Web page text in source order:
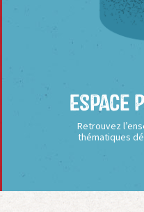
Espace
Retrouvez
thématiques